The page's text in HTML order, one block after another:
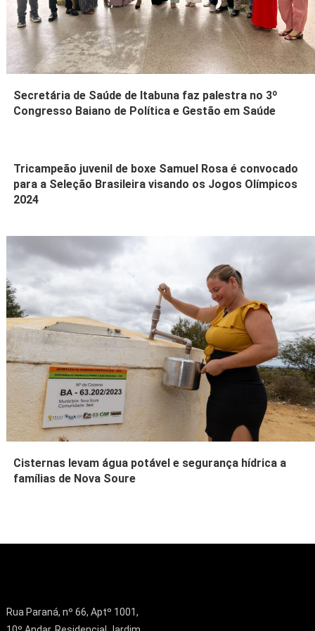
Secretária de Saúde de Itabuna faz palestra no 3º
Congresso Baiano de Política e Gestão em Saúde
Tricampeão juvenil de boxe Samuel Rosa é convocado
para a Seleção Brasileira visando os Jogos Olímpicos
2024
Cisternas levam água potável e segurança hídrica a
famílias de Nova Soure
Rua Paraná, nº 66, Aptº 1001,